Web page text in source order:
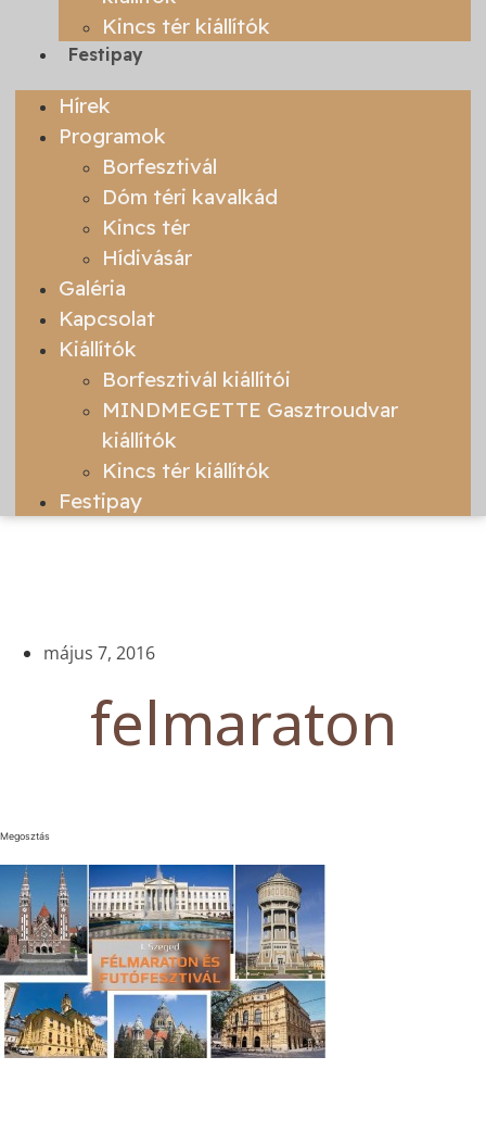
Kincs tér kiállítók
Festipay
Hírek
Programok
Borfesztivál
Dóm téri kavalkád
Kincs tér
Hídivásár
Galéria
Kapcsolat
Kiállítók
Borfesztivál kiállítói
MINDMEGETTE Gasztroudvar
kiállítók
Kincs tér kiállítók
Festipay
május 7, 2016
felmaraton
Megosztás